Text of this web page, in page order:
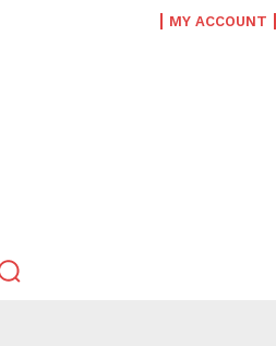
MY ACCOUNT